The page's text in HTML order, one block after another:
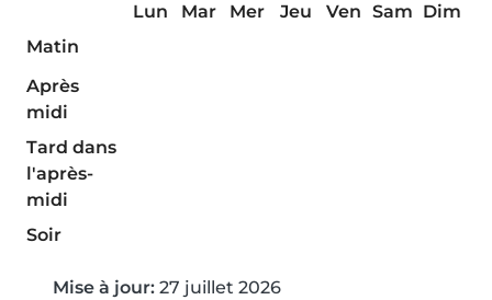
Lun Mar Mer Jeu Ven Sam Dim
Matin
Après
midi
Tard dans
l'après-
midi
Soir
Mise à jour: 27 juillet 2026